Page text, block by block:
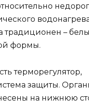
традиционен –
формы.
терморегулятор,
защиты.
на нижнюю